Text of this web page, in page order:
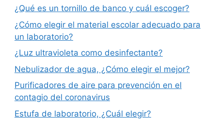
¿Qué es un tornillo de banco y cuál escoger?
¿Cómo elegir el material escolar adecuado para
un laboratorio?
¿Luz ultravioleta como desinfectante?
Nebulizador de agua, ¿Cómo elegir el mejor?
Purificadores de aire para prevención en el
contagio del coronavirus
Estufa de laboratorio, ¿Cuál elegir?